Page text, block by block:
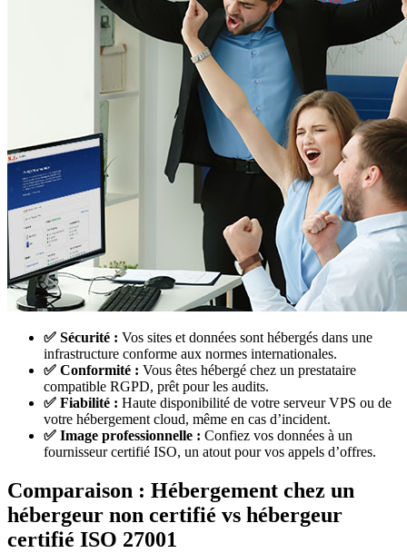
✅ Sécurité : Vos sites et données sont hébergés dans une
infrastructure conforme aux normes internationales.
✅ Conformité : Vous êtes hébergé chez un prestataire
compatible RGPD, prêt pour les audits.
✅ Fiabilité : Haute disponibilité de votre serveur VPS ou de
votre hébergement cloud, même en cas d’incident.
✅ Image professionnelle : Confiez vos données à un
fournisseur certifié ISO, un atout pour vos appels d’offres.
Comparaison : Hébergement chez un
hébergeur non certifié vs hébergeur
certifié ISO 27001